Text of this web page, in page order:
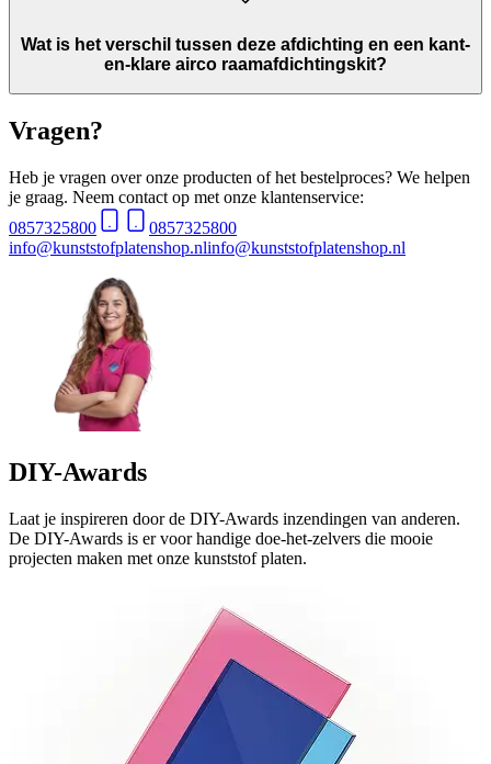
Wat is het verschil tussen deze afdichting en een kant-
en-klare airco raamafdichtingskit?
Vragen?
Heb je vragen over onze producten of het bestelproces? We helpen
je graag. Neem contact op met onze klantenservice:
0857325800
0857325800
info@kunststofplatenshop.nlinfo@kunststofplatenshop.nl
DIY-Awards
Laat je inspireren door de DIY-Awards inzendingen van anderen.
De DIY-Awards is er voor handige doe-het-zelvers die mooie
projecten maken met onze kunststof platen.